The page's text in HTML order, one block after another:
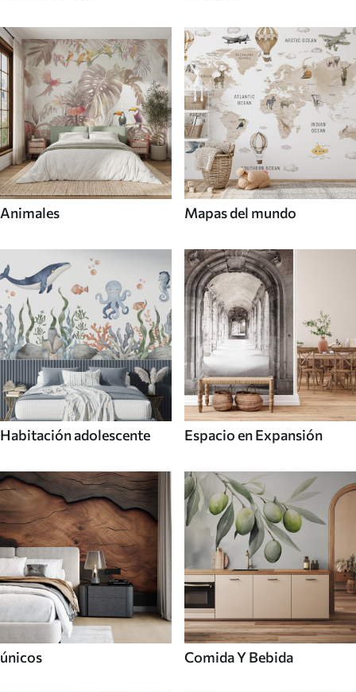
Animales Mapas del mundo
Habitación adolescente Espacio en Expansión
únicos Comida Y Bebida